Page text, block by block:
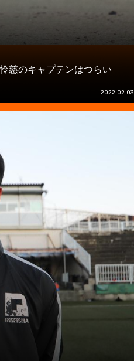
慈のキャプテンはつらい
2022.02.03